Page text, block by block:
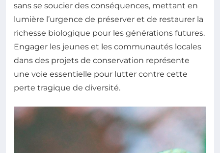
sans se soucier des conséquences, mettant en
lumière l’urgence de préserver et de restaurer la
richesse biologique pour les générations futures.
Engager les jeunes et les communautés locales
dans des projets de conservation représente
une voie essentielle pour lutter contre cette
perte tragique de diversité.